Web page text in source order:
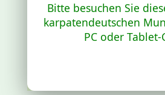
Bitte besuchen Sie
karpatendeutschen
PC oder Tablet-